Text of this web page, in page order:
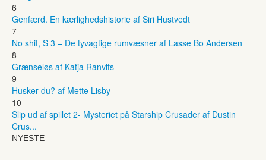
6
Genfærd. En kærlighedshistorie af Siri Hustvedt
7
No shit, S 3 – De tyvagtige rumvæsner af Lasse Bo Andersen
8
Grænseløs af Katja Ranvits
9
Husker du? af Mette Lisby
10
Slip ud af spillet 2- Mysteriet på Starship Crusader af Dustin
Crus...
NYESTE